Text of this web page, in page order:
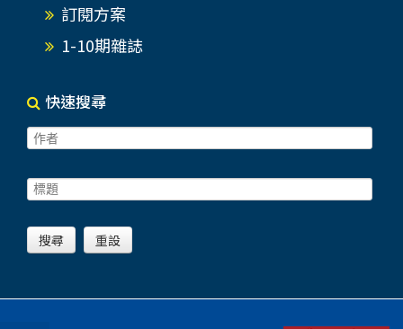
訂閱方案
1-10期雜誌
快速搜尋